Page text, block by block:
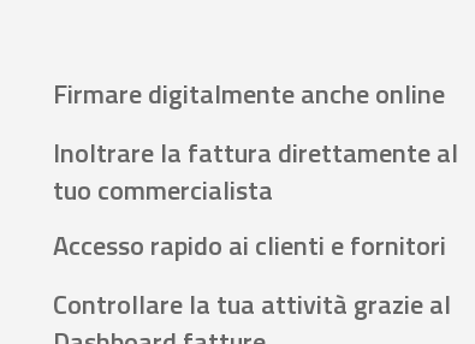
Firmare digitalmente anche online
Inoltrare la fattura direttamente al
tuo commercialista
Accesso rapido ai clienti e fornitori
Controllare la tua attività grazie al